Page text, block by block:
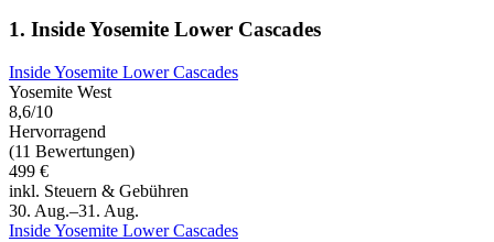
1. Inside Yosemite Lower Cascades
Inside Yosemite Lower Cascades
Yosemite West
8,6/10
Hervorragend
(11 Bewertungen)
499 €
inkl. Steuern & Gebühren
30. Aug.–31. Aug.
Inside Yosemite Lower Cascades